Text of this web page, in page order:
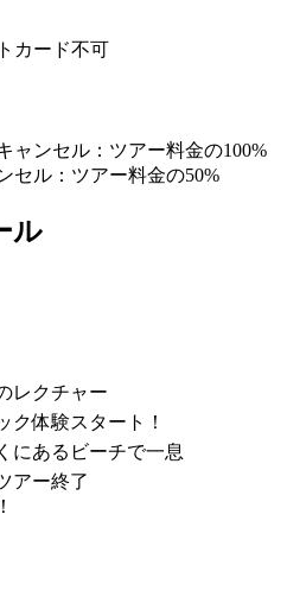
カード不可
ャンセル：ツアー料金の100%
セル：ツアー料金の50%
ル
レクチャー
ク体験スタート！
にあるビーチで一息
アー終了